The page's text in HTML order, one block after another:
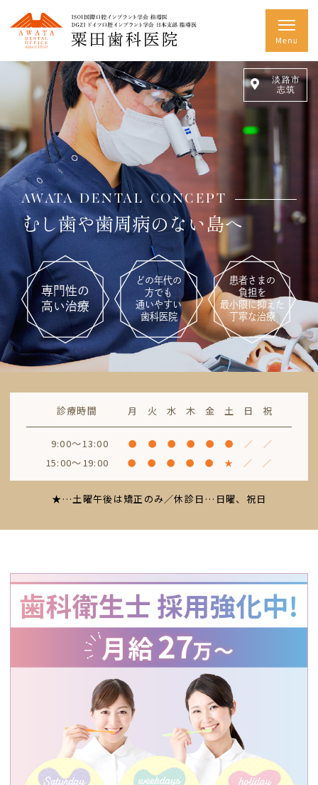
淡路市
志筑
地域の皆さまに
幅広い治療をご提供できる
歯科医院を目指して
むし歯
治療
矯正
治療
インプラント
治療
など
AWATA DENTAL CONCEPT
むし歯や歯周病のない島へ
専門性の
高い治療
どの年代の
方でも
通いやすい
歯科医院
患者さまの
負担を
最小限に抑えた
丁寧な治療
診療時間 月 火 水 木 金 土 日 祝
9:00～13:00 ● ● ● ● ● ● ／ ／
15:00～19:00 ● ● ● ● ● ★ ／ ／
★…土曜午後は矯正のみ／休診日… 日曜、祝日